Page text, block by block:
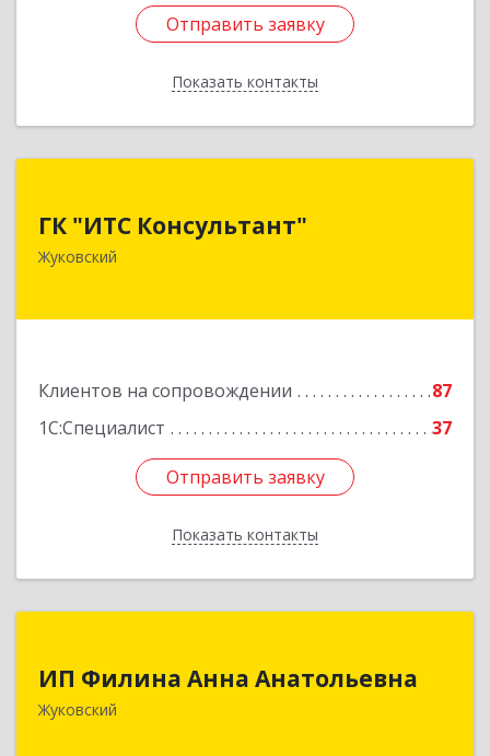
Отправить заявку
Показать контакты
Отправить заявку
Назад
ГК "ИТС Консультант"
Жуковский
Клиентов на сопровождении
87
1С:Специалист
37
Отправить заявку
Показать контакты
140181, Московская обл, Жуковский г,
Ломоносова ул, дом № 29А, этаж 2, пом.3
Подробнее
Отправить заявку
Назад
ИП Филина Анна Анатольевна
Жуковский